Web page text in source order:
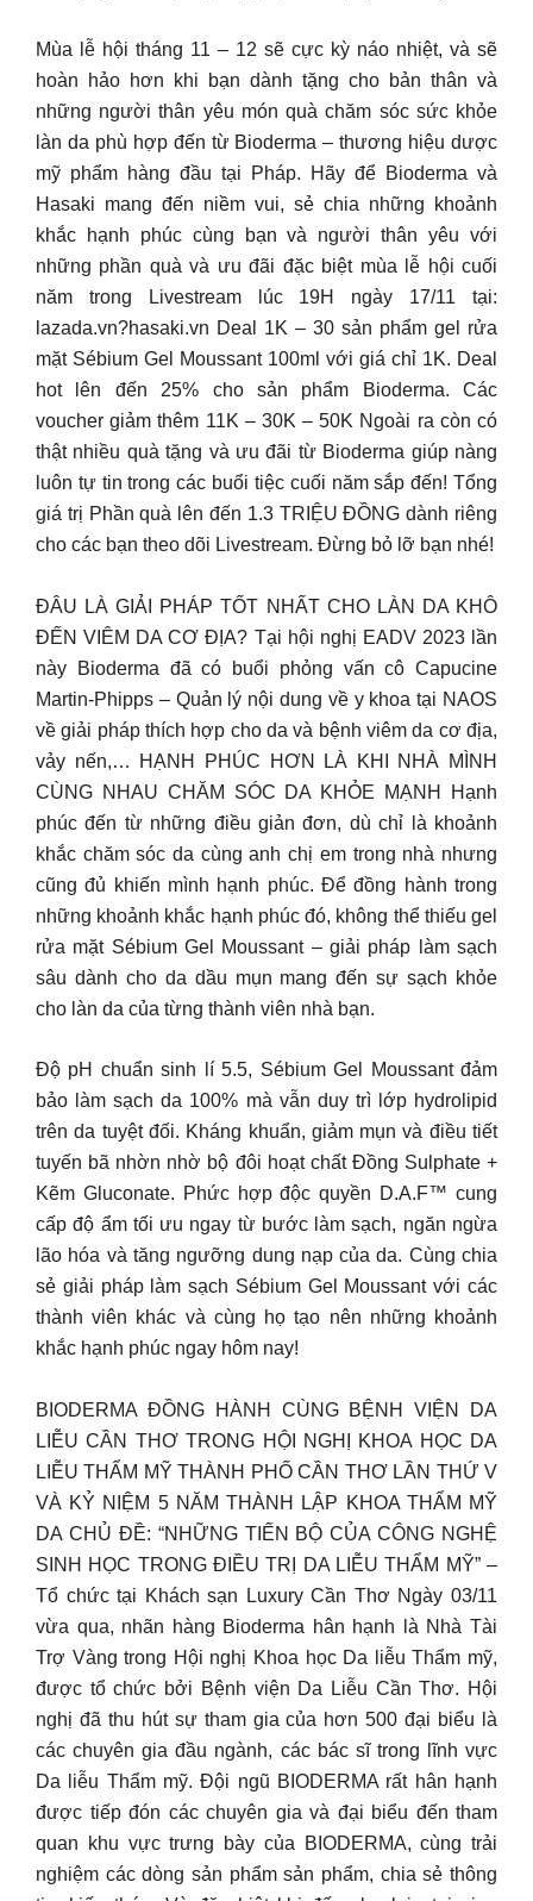
Mùa lễ hội tháng 11 – 12 sẽ cực kỳ náo nhiệt, và sẽ
hoàn hảo hơn khi bạn dành tặng cho bản thân và
những người thân yêu món quà chăm sóc sức khỏe
làn da phù hợp đến từ Bioderma – thương hiệu dược
mỹ phẩm hàng đầu tại Pháp. Hãy để Bioderma và
Hasaki mang đến niềm vui, sẻ chia những khoảnh
khắc hạnh phúc cùng bạn và người thân yêu với
những phần quà và ưu đãi đặc biệt mùa lễ hội cuối
năm trong Livestream lúc 19H ngày 17/11 tại:
lazada.vn?hasaki.vn Deal 1K – 30 sản phẩm gel rửa
mặt Sébium Gel Moussant 100ml với giá chỉ 1K. Deal
hot lên đến 25% cho sản phẩm Bioderma. Các
voucher giảm thêm 11K – 30K – 50K Ngoài ra còn có
thật nhiều quà tặng và ưu đãi từ Bioderma giúp nàng
luôn tự tin trong các buổi tiệc cuối năm sắp đến! Tổng
giá trị Phần quà lên đến 1.3 TRIỆU ĐỒNG dành riêng
cho các bạn theo dõi Livestream. Đừng bỏ lỡ bạn nhé!
ĐÂU LÀ GIẢI PHÁP TỐT NHẤT CHO LÀN DA KHÔ
ĐẾN VIÊM DA CƠ ĐỊA? Tại hội nghị EADV 2023 lần
này Bioderma đã có buổi phỏng vấn cô Capucine
Martin-Phipps – Quản lý nội dung về y khoa tại NAOS
về giải pháp thích hợp cho da và bệnh viêm da cơ địa,
vảy nến,… HẠNH PHÚC HƠN LÀ KHI NHÀ MÌNH
CÙNG NHAU CHĂM SÓC DA KHỎE MẠNH Hạnh
phúc đến từ những điều giản đơn, dù chỉ là khoảnh
khắc chăm sóc da cùng anh chị em trong nhà nhưng
cũng đủ khiến mình hạnh phúc. Để đồng hành trong
những khoảnh khắc hạnh phúc đó, không thể thiếu gel
rửa mặt Sébium Gel Moussant – giải pháp làm sạch
sâu dành cho da dầu mụn mang đến sự sạch khỏe
cho làn da của từng thành viên nhà bạn.
Độ pH chuẩn sinh lí 5.5, Sébium Gel Moussant đảm
bảo làm sạch da 100% mà vẫn duy trì lớp hydrolipid
trên da tuyệt đối. Kháng khuẩn, giảm mụn và điều tiết
tuyến bã nhờn nhờ bộ đôi hoạt chất Đồng Sulphate +
Kẽm Gluconate. Phức hợp độc quyền D.A.F™ cung
cấp độ ẩm tối ưu ngay từ bước làm sạch, ngăn ngừa
lão hóa và tăng ngưỡng dung nạp của da. Cùng chia
sẻ giải pháp làm sạch Sébium Gel Moussant với các
thành viên khác và cùng họ tạo nên những khoảnh
khắc hạnh phúc ngay hôm nay!
BIODERMA ĐỒNG HÀNH CÙNG BỆNH VIỆN DA
LIỄU CẦN THƠ TRONG HỘI NGHỊ KHOA HỌC DA
LIỄU THẨM MỸ THÀNH PHỐ CẦN THƠ LẦN THỨ V
VÀ KỶ NIỆM 5 NĂM THÀNH LẬP KHOA THẨM MỸ
DA CHỦ ĐỀ: “NHỮNG TIẾN BỘ CỦA CÔNG NGHỆ
SINH HỌC TRONG ĐIỀU TRỊ DA LIỄU THẨM MỸ” –
Tổ chức tại Khách sạn Luxury Cần Thơ Ngày 03/11
vừa qua, nhãn hàng Bioderma hân hạnh là Nhà Tài
Trợ Vàng trong Hội nghị Khoa học Da liễu Thẩm mỹ,
được tổ chức bởi Bệnh viện Da Liễu Cần Thơ. Hội
nghị đã thu hút sự tham gia của hơn 500 đại biểu là
các chuyên gia đầu ngành, các bác sĩ trong lĩnh vực
Da liễu Thẩm mỹ. Đội ngũ BIODERMA rất hân hạnh
được tiếp đón các chuyên gia và đại biểu đến tham
quan khu vực trưng bày của BIODERMA, cùng trải
nghiệm các dòng sản phẩm sản phẩm, chia sẻ thông